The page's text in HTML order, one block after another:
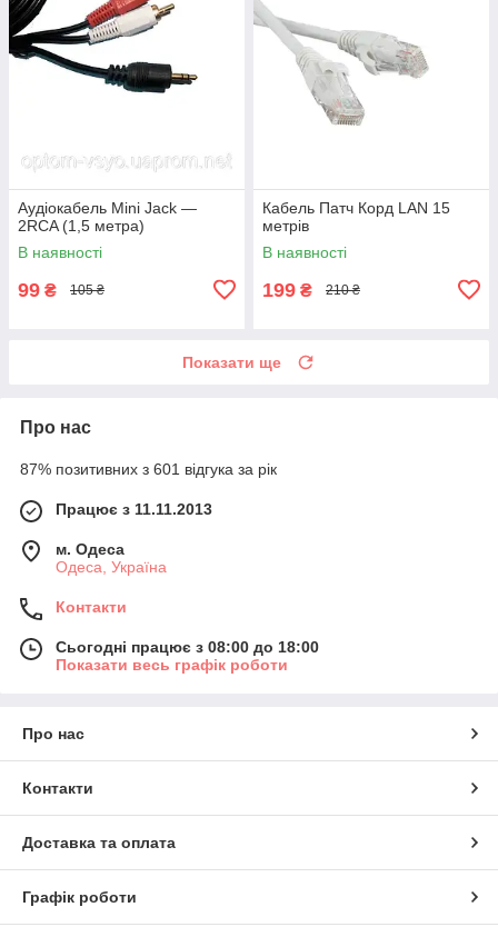
Аудіокабель Mini Jack —
2RCA (1,5 метра)
В наявності
99 ₴ 105 ₴
Кабель Патч Корд LAN 15
метрів
В наявності
199 ₴ 210 ₴
Показати ще
Про нас
87% позитивних з 601 відгука за рік
Працює з 11.11.2013
м. Одеса
Одеса, Україна
Контакти
Сьогодні працює з 08:00 до 18:00
Показати весь графік роботи
Про нас
Контакти
Доставка та оплата
Графік роботи